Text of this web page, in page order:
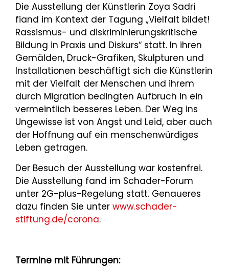
Die Ausstellung der Künstlerin Zoya Sadri
fiand im Kontext der Tagung „Vielfalt bildet!
Rassismus- und diskriminierungskritische
Bildung in Praxis und Diskurs“ statt. In ihren
Gemälden, Druck-Grafiken, Skulpturen und
Installationen beschäftigt sich die Künstlerin
mit der Vielfalt der Menschen und ihrem
durch Migration bedingten Aufbruch in ein
vermeintlich besseres Leben. Der Weg ins
Ungewisse ist von Angst und Leid, aber auch
der Hoffnung auf ein menschenwürdiges
Leben getragen.
Der Besuch der Ausstellung war kostenfrei.
Die Ausstellung fand im Schader-Forum
unter 2G-plus-Regelung statt. Genaueres
dazu finden Sie unter www.schader-
stiftung.de/corona.
Termine mit Führungen: